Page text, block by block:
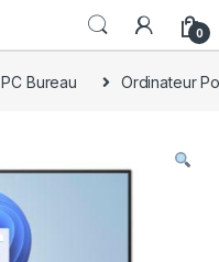
0
PC Bureau Ordinateur